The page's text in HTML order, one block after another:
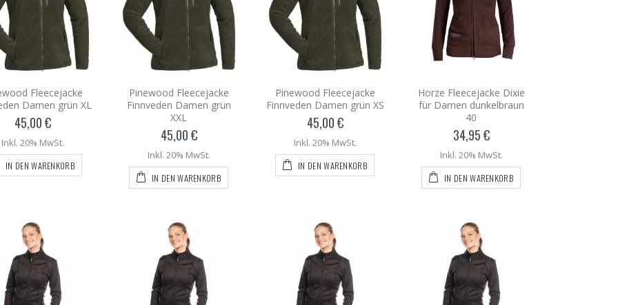
Fleecejacke
Damen grün XL
45,00 €
Inkl. 20% MwSt.
IN DEN WARENKORB
Pinewood Fleecejacke
Finnveden Damen grün
XXL
45,00 €
Inkl. 20% MwSt.
IN DEN WARENKORB
Pinewood Fleecejacke
Finnveden Damen grün XS
45,00 €
Inkl. 20% MwSt.
IN DEN WARENKORB
Horze Fleecejacke Dixie
für Damen dunkelbraun
40
34,95 €
Inkl. 20% MwSt.
IN DEN WARENKORB